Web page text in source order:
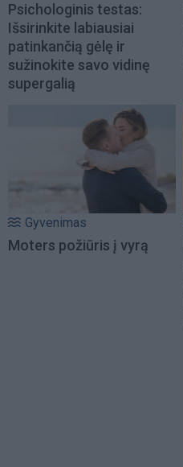
Psichologinis testas:
Išsirinkite labiausiai
patinkančią gėlę ir
sužinokite savo vidinę
supergalią
Gyvenimas
Moters požiūris į vyrą